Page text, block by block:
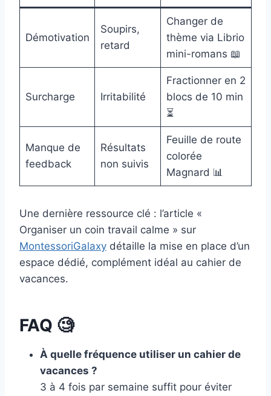
Démotivation
Soupirs,
retard
Changer de
thème via Librio
mini-romans 📖
Surcharge Irritabilité
Fractionner en 2
blocs de 10 min
⏳
Manque de
feedback
Résultats
non suivis
Feuille de route
colorée
Magnard 📊
Une dernière ressource clé : l’article «
Organiser un coin travail calme » sur
MontessoriGalaxy détaille la mise en place d’un
espace dédié, complément idéal au cahier de
vacances.
FAQ 🧐
À quelle fréquence utiliser un cahier de
vacances ?
3 à 4 fois par semaine suffit pour éviter